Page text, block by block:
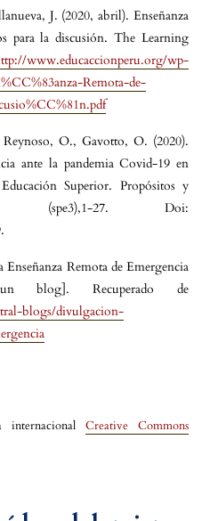
Creative Commons
J. (2020, abril). Enseñanza
para la discusión. The Learning
www.educaccionperu.org/wp-
Remota-de-
O., Gavotto, O. (2020).
ante la pandemia Covid-19 en
Superior. Propósitos y
8. (spe3),1-27. Doi:
Enseñanza Remota de Emergencia
blog]. Recuperado de
blogs/divulgacion-